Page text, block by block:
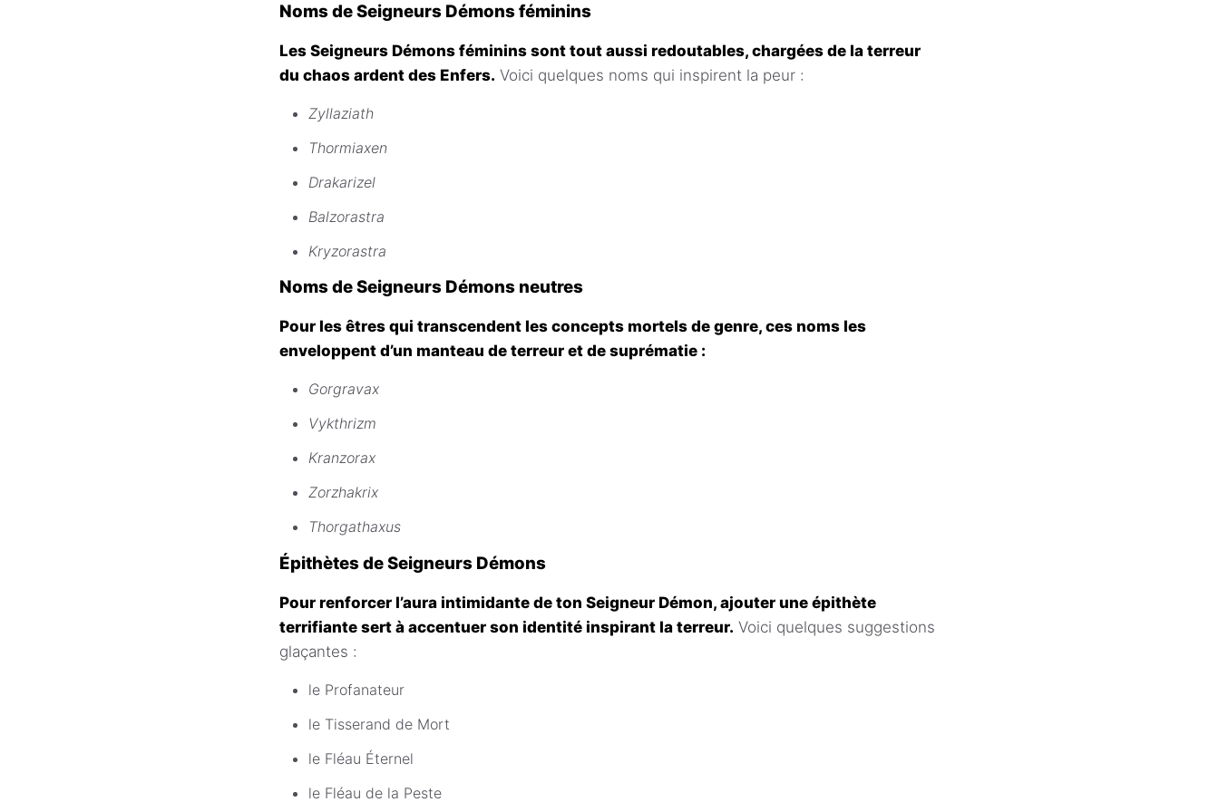
Noms de Seigneurs Démons féminins
Les Seigneurs Démons féminins sont tout aussi redoutables, chargées de la terreur
du chaos ardent des Enfers. Voici quelques noms qui inspirent la peur :
Zyllaziath
Thormiaxen
Drakarizel
Balzorastra
Kryzorastra
Noms de Seigneurs Démons neutres
Pour les êtres qui transcendent les concepts mortels de genre, ces noms les
enveloppent d’un manteau de terreur et de suprématie :
Gorgravax
Vykthrizm
Kranzorax
Zorzhakrix
Thorgathaxus
Épithètes de Seigneurs Démons
Pour renforcer l’aura intimidante de ton Seigneur Démon, ajouter une épithète
terrifiante sert à accentuer son identité inspirant la terreur. Voici quelques suggestions
glaçantes :
le Profanateur
le Tisserand de Mort
le Fléau Éternel
le Fléau de la Peste